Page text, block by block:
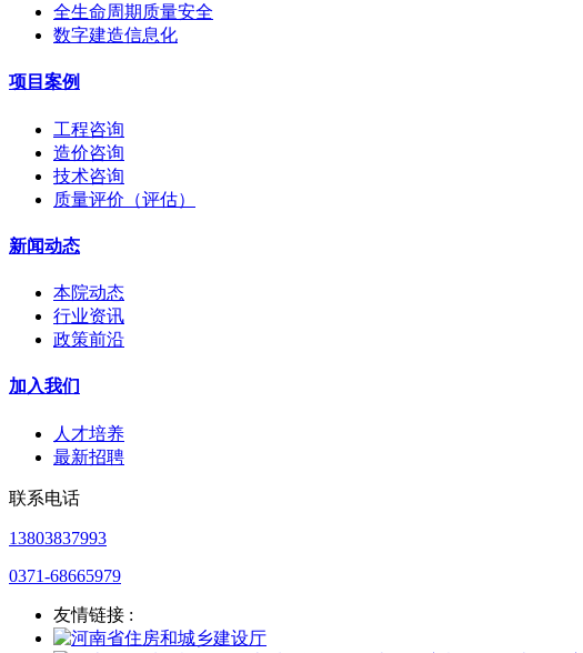
全生命周期质量安全
数字建造信息化
项目案例
工程咨询
造价咨询
技术咨询
质量评价（评估）
新闻动态
本院动态
行业资讯
政策前沿
加入我们
人才培养
最新招聘
联系电话
13803837993
0371-68665979
友情链接 :